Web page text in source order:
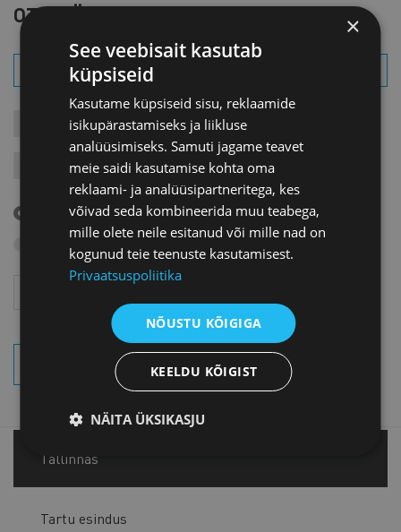
OTSI SÜNDMUST
KONTAKTÜRITUSED KOOLITUSED
JÄRELVAATAMINE MESSID VARIA
Tulevased sündmused
Otsi arhiivist
Kuu
OTSI SÜNDMUSI
Tallinnas
Tartu esindus
×
See veebisait kasutab
küpsiseid
Kasutame küpsiseid sisu, reklaamide
isikupärastamiseks ja liikluse
analüüsimiseks. Samuti jagame teavet
meie saidi kasutamise kohta oma
reklaami- ja analüüsipartneritega, kes
võivad seda kombineerida muu teabega,
mille olete neile esitanud või mille nad on
kogunud teie teenuste kasutamisest.
Privaatsuspoliitika
NÕUSTU KÕIGIGA
KEELDU KÕIGIST
NÄITA ÜKSIKASJU